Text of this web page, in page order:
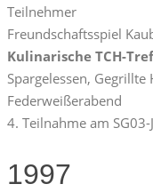
Teilnehmer
Freundschaftsspiel
Kulinarische TCH-
Spargelessen,
Federweißerabend
4. Teilnahme am
1997